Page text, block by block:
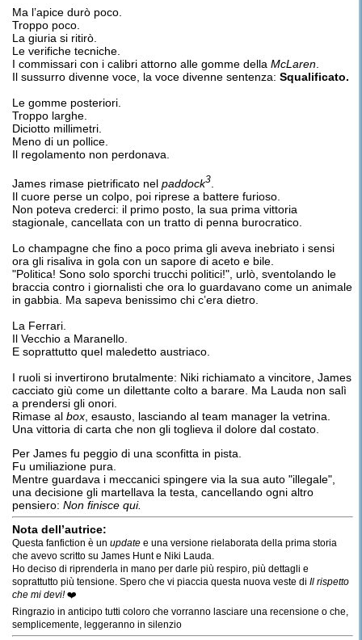
Ma l’apice durò poco.
Troppo poco.
La giuria si ritirò.
Le verifiche tecniche.
I commissari con i calibri attorno alle gomme della McLaren.
Il sussurro divenne voce, la voce divenne sentenza: Squalificato.
Le gomme posteriori.
Troppo larghe.
Diciotto millimetri.
Meno di un pollice.
Il regolamento non perdonava.
James rimase pietrificato nel paddock3
Il cuore perse un colpo, poi riprese a battere furioso.
Non poteva crederci: il primo posto, la sua prima vittoria
stagionale, cancellata con un tratto di penna burocratico.
Lo champagne che fino a poco prima gli aveva inebriato i sensi
ora gli risaliva in gola con un sapore di aceto e bile.
"Politica! Sono solo sporchi trucchi politici!", urlò, sventolando le
braccia contro i giornalisti che ora lo guardavano come un animale
in gabbia. Ma sapeva benissimo chi c’era dietro.
La Ferrari.
Il Vecchio a Maranello.
E soprattutto quel maledetto austriaco.
I ruoli si invertirono brutalmente: Niki richiamato a vincitore, James
cacciato giù come un dilettante colto a barare. Ma Lauda non salì
a prendersi gli onori.
Rimase al box , esausto, lasciando al team manager la vetrina.
Una vittoria di carta che non gli toglieva il dolore dal costato.
Per James fu peggio di una sconfitta in pista.
Fu umiliazione pura.
Mentre guardava i meccanici spingere via la sua auto "illegale",
una decisione gli martellava la testa, cancellando ogni altro
pensiero: Non finisce qui.
Nota dell’autrice:
Questa fanfiction è un update e una versione rielaborata della prima storia
che avevo scritto su James Hunt e Niki Lauda.
Ho deciso di riprenderla in mano per darle più respiro, più dettagli e
soprattutto più tensione. Spero che vi piaccia questa nuova veste di Il rispetto
che mi devi!❤️
Ringrazio in anticipo tutti coloro che vorranno lasciare una recensione o che,
semplicemente, leggeranno in silenzio